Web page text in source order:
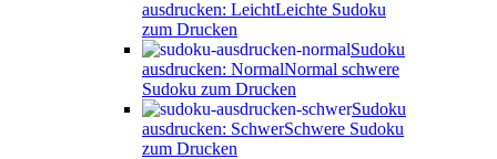
ausdrucken: LeichtLeichte Sudoku
zum Drucken
Sudoku
ausdrucken: NormalNormal schwere
Sudoku zum Drucken
Sudoku
ausdrucken: SchwerSchwere Sudoku
zum Drucken